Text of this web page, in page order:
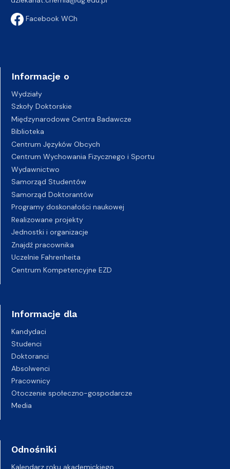
Facebook WCh
Informacje o
Wydziały
Szkoły Doktorskie
Międzynarodowe Centra Badawcze
Biblioteka
Centrum Języków Obcych
Centrum Wychowania Fizycznego i Sportu
Wydawnictwo
Samorząd Studentów
Samorząd Doktorantów
Programy doskonałości naukowej
Realizowane projekty
Jednostki i organizacje
Znajdź pracownika
Uczelnie Fahrenheita
Centrum Kompetencyjne EZD
Informacje dla
Kandydaci
Studenci
Doktoranci
Absolwenci
Pracownicy
Otoczenie społeczno-gospodarcze
Media
Odnośniki
Kalendarz roku akademickiego